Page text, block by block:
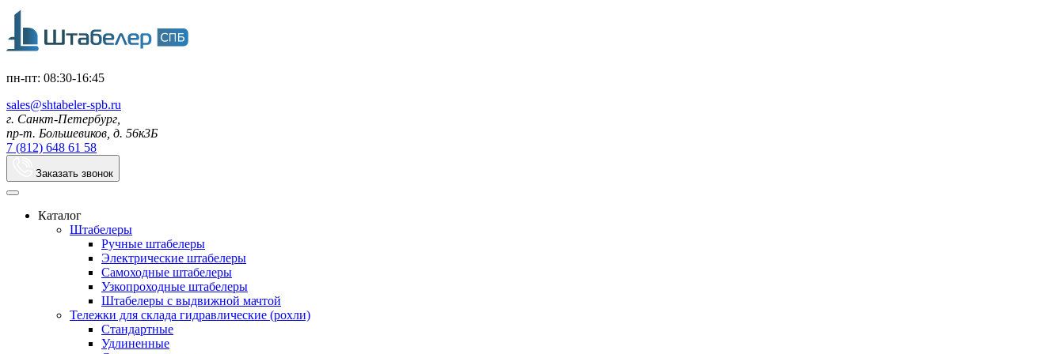
пн-пт: 08:30-16:45
sales@shtabeler-spb.ru
г. Санкт-Петербург,
пр-т. Большевиков, д. 56к3Б
7 (812) 648 61 58
Заказать звонок
Каталог
Штабелеры
Ручные штабелеры
Электрические штабелеры
Самоходные штабелеры
Узкопроходные штабелеры
Штабелеры с выдвижной мачтой
Тележки для склада гидравлические (рохли)
Стандартные
Удлиненные